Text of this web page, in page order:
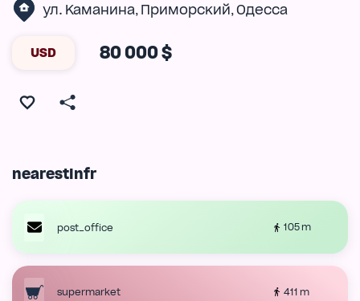
ул. Каманина, Приморский, Одесса
USD 80 000 $
nearestInfr
post_office 105 m
supermarket 411 m